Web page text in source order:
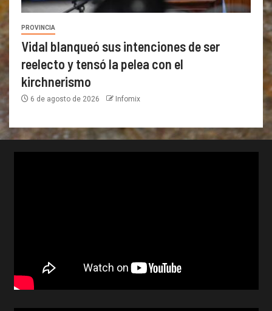
PROVINCIA
Vidal blanqueó sus intenciones de ser
reelecto y tensó la pelea con el
kirchnerismo
6 de agosto de 2026 Infomix